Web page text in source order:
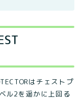
はチェストプ
ル2を遥かに上回る